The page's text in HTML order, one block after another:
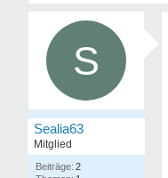
S
Sealia63
Mitglied
2